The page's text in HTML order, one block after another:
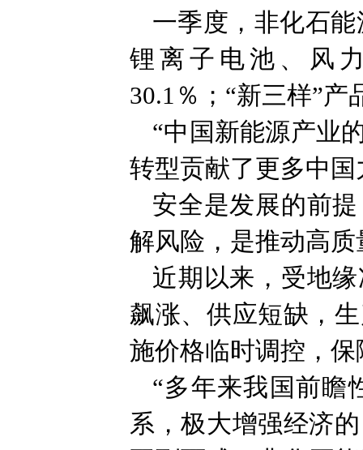
一季度，非化石
锂离子电池、风
30.1％；“新三样”
“中国新能源产业
转型贡献了更多中
安全是发展的前
解风险，是推动高
近期以来，受地
飙涨、供应短缺，
施价格临时调控，
“多年来我国前瞻
系，极大增强经济